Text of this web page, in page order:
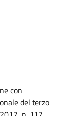
con
del terzo